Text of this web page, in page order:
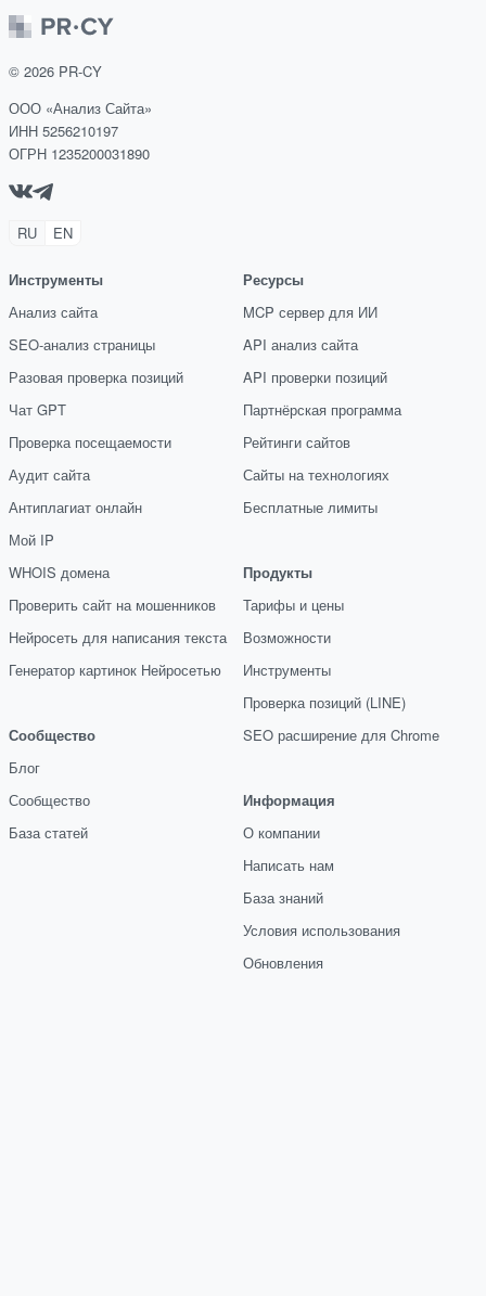
© 2026 PR-CY
ООО «Анализ Сайта»
ИНН 5256210197
ОГРН 1235200031890
RU EN
Инструменты
Анализ сайта
SEO-анализ страницы
Разовая проверка позиций
Чат GPT
Проверка посещаемости
Аудит сайта
Антиплагиат онлайн
Мой IP
WHOIS домена
Проверить сайт на мошенников
Нейросеть для написания текста
Генератор картинок Нейросетью
Сообщество
Блог
Сообщество
База статей
Ресурсы
MCP сервер для ИИ
API анализ сайта
API проверки позиций
Партнёрская программа
Рейтинги сайтов
Сайты на технологиях
Бесплатные лимиты
Продукты
Тарифы и цены
Возможности
Инструменты
Проверка позиций (LINE)
SEO расширение для Chrome
Информация
О компании
Написать нам
База знаний
Условия использования
Обновления